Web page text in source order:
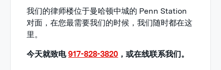
我们的律师楼位于曼哈顿中城的 Penn Station
对面，在您最需要我们的时候，我们随时都在这
里。
今天就致电917-828-3820 ，或在线联系我们。